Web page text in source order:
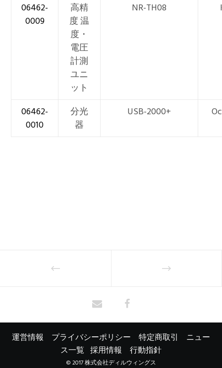
06462-
0009
高精
度 温
度・
電圧
計測
ユニ
ット
NR-TH08
06462-
0010
分光
器
USB-2000+
運営情報 プライバシーポリシー 特定商取引
ニュー
ス一覧 採用情報 行動指針
© 2017 株式会社ディルウィングス